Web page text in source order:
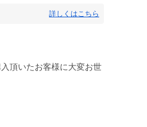
詳しくはこちら
頂いたお客様に大変お世